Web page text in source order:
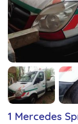
1 Mercedes